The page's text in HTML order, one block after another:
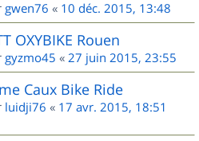
gwen76 « 10 déc. 2015, 13:48
OXYBIKE Rouen
gyzmo45 « 27 juin 2015, 23:55
Caux Bike Ride
luidji76 « 17 avr. 2015, 18:51